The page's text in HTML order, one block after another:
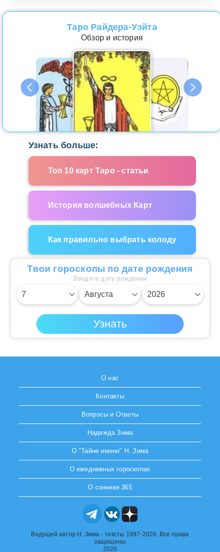
Таро Райдера-Уэйта
Обзор и история
Узнать больше:
Топ 10 карт Таро - статьи
История волшебных Карт
Как правильно выбрать колоду
Твои гороскопы по дате рождения
Введите дату рождения
О нас
Контакты
Вопросы и Ответы
Надежда Зима
О "Тайне имени" Н. Зима
О ежедневных гороскопах
О соннике 365
Ведущий автор Н. Зима - тексты 1997-2026. Все права
защищены
2026